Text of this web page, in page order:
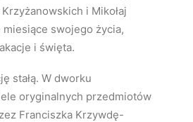
i Mikołaj
swojego życia,
i święta.
stałą. W dworku
oryginalnych przedmiotów
Franciszka Krzywdę-